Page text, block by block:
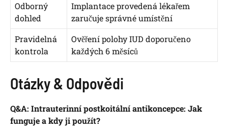
Odborný
dohled
Implantace provedená lékařem
zaručuje správné umístění
Pravidelná
kontrola
Ověření polohy IUD doporučeno
každých 6 měsíců
Otázky & Odpovědi
Q&A: Intrauterinní postkoitální antikoncepce: Jak
funguje a kdy ji použít?